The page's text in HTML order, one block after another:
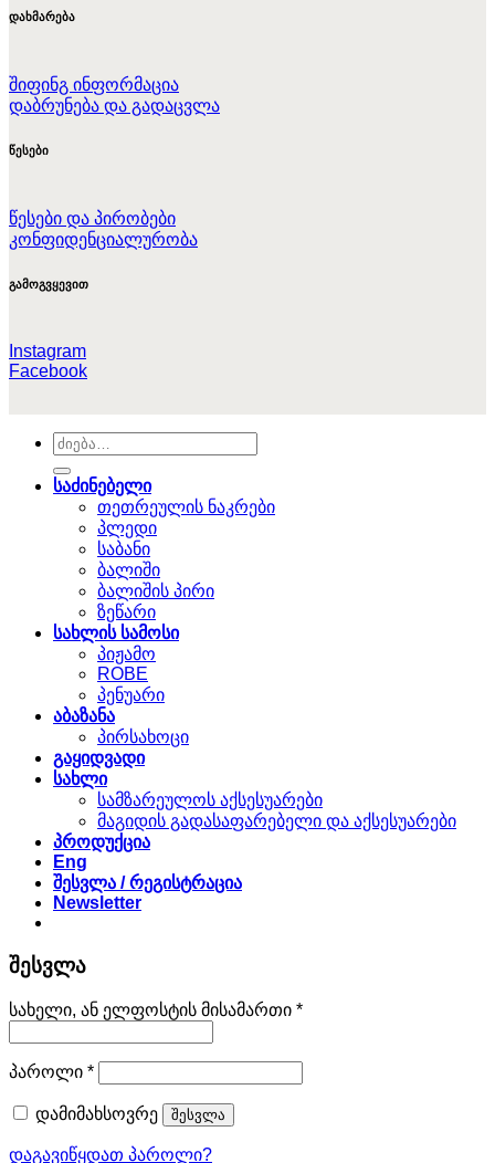
დახმარება
შიფინგ ინფორმაცია
დაბრუნება და გადაცვლა
წესები
წესები და პირობები
კონფიდენციალურობა
გამოგვყევით
Instagram
Facebook
ძებნა:
საძინებელი
თეთრეულის ნაკრები
პლედი
საბანი
ბალიში
ბალიშის პირი
ზეწარი
სახლის სამოსი
პიჟამო
ROBE
პენუარი
აბაზანა
პირსახოცი
გაყიდვადი
სახლი
სამზარეულოს აქსესუარები
მაგიდის გადასაფარებელი და აქსესუარები
პროდუქცია
Eng
შესვლა / რეგისტრაცია
Newsletter
შესვლა
სახელი, ან ელფოსტის მისამართი *სავალდებულო
პაროლი *სავალდებულო
დამიმახსოვრე შესვლა
დაგავიწყდათ პაროლი?